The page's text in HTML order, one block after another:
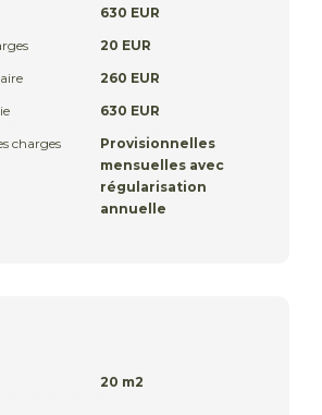
630 EUR
20 EUR
260 EUR
630 EUR
charges
Provisionnelles
mensuelles avec
régularisation
annuelle
20 m2